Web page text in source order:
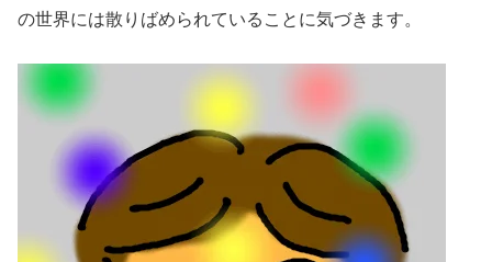
の世界には散りばめられていることに気づきます。